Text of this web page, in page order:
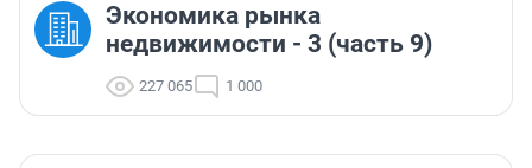
Экономика рынка
недвижимости - 3 (часть 9)
227 065 1 000